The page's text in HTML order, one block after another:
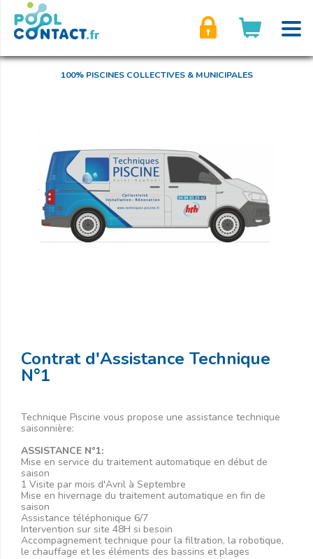
100% PISCINES COLLECTIVES & MUNICIPALES
Contrat d'Assistance Technique
N°1
Technique Piscine vous propose une assistance technique
saisonnière:
ASSISTANCE N°1:
Mise en service du traitement automatique en début de
saison
1 Visite par mois d'Avril à Septembre
Mise en hivernage du traitement automatique en fin de
saison
Assistance téléphonique 6/7
Intervention sur site 48H si besoin
Accompagnement technique pour la filtration, la robotique,
le chauffage et les éléments des bassins et plages